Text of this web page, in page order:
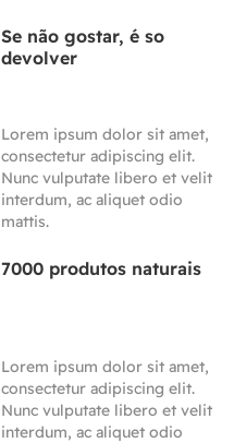
Se não gostar, é so
devolver
Lorem ipsum dolor sit amet,
consectetur adipiscing elit.
Nunc vulputate libero et velit
interdum, ac aliquet odio
mattis.
7000 produtos naturais
Lorem ipsum dolor sit amet,
consectetur adipiscing elit.
Nunc vulputate libero et velit
interdum, ac aliquet odio